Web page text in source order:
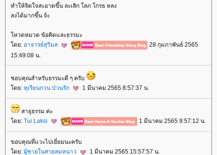
ทำให้จิตใจสะอาดขึ้น ละเลิก โลภ โกรธ หลง
ลงได้มากขึ้น จ้ะ
หวดหมวด ข้อคิดและธรรมะ
ดย: อาจารย์สุวิมล
28 กุมภาพันธ์ 2565
15:49:08 น.
ชอบคุณสำหรับธรรมะดี ๆ ครับ
ดย: ทุเรียนกวน ป่วนรัก 1 มีนาคม 2565 8:57:37 น.
สาธุธรรม ค่ะ
ดย: Tui Laksi 1 มีนาคม 2565 9:57:12 น.
ขอบคุณที่แวะไปเยี่ยมนะครับ
ดย: ผู้ชายในสายลมหนาว 1 มีนาคม 2565 15:57:57 น.